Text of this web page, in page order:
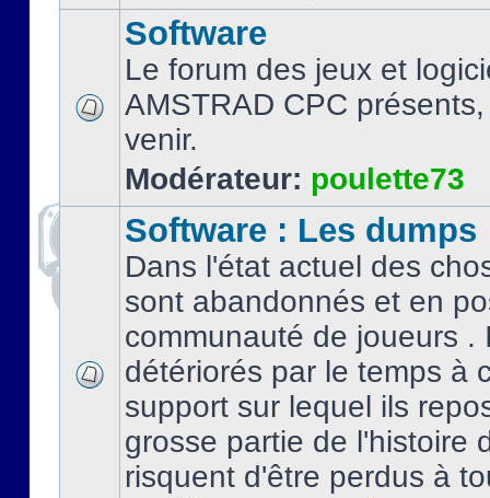
Software
Le forum des jeux et
AMSTRAD CPC
venir.
Modérateur: poulette73
Software : Les dumps
Dans l'état actuel des
sont abandonnés et en
communauté de joueurs .
détériorés par le temps à
support sur lequel ils
grosse partie de l'histoire
risquent d'être perdus à